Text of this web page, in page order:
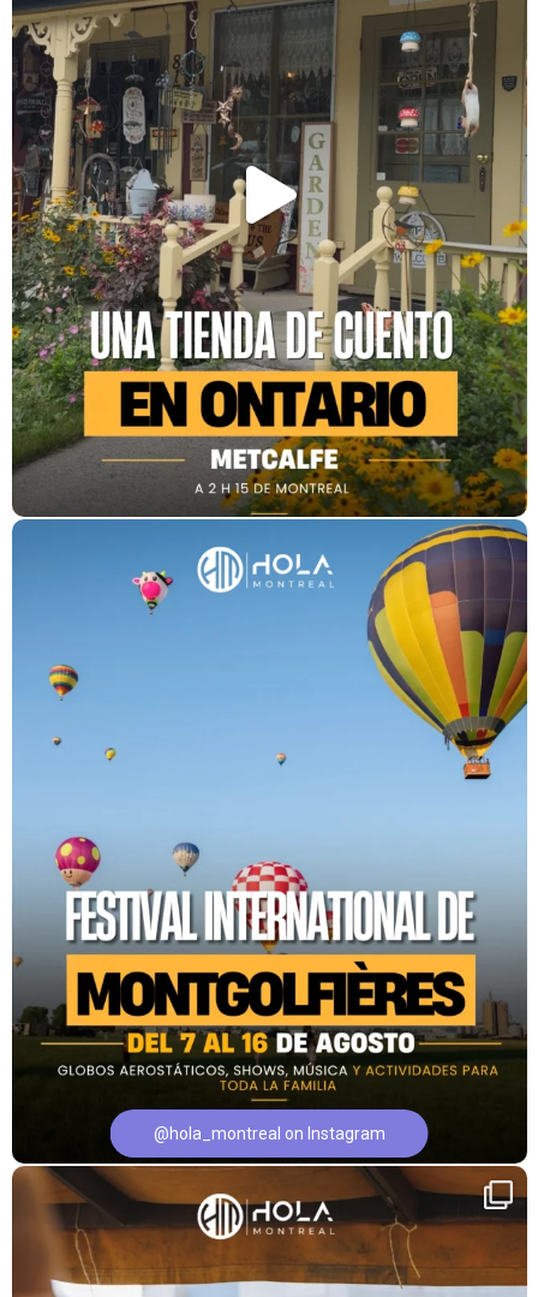
@hola_montreal on Instagram